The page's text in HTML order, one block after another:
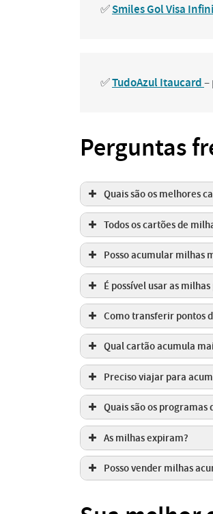
✅Smiles Gol Visa
✅TudoAzul Itaucard–
Perguntas
Quais são os melhores
Todos os cartões de
Posso acumular milhas
É possível usar as
Como transferir pontos
Qual cartão acumula
Preciso viajar para
Quais são os programas
As milhas expiram?
Posso vender milhas